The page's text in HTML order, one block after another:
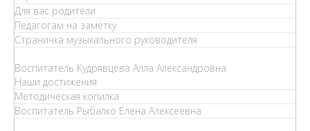
Для вас родители
Педагогам на заметку
Страничка музыкального руководителя
Воспитатель Кудрявцева Алла Александровна
Наши достижения
Методическая копилка
Воспитатель Рыбалко Елена Алексеевна